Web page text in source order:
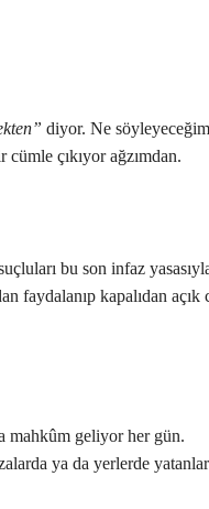
diyor. Ne
cümle çıkıyor ağzımdan.
bu son infaz yasasıyla
faydalanıp kapalıdan açık
mahkûm geliyor her gün.
ya da yerlerde